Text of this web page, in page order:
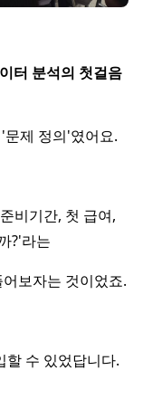
터 분석의 첫걸음
제 정의'였어요.
비기간, 첫 급여,
?'라는
보자는 것이었죠.
할 수 있었답니다.